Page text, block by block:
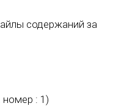
содержаний за
номер : 1)